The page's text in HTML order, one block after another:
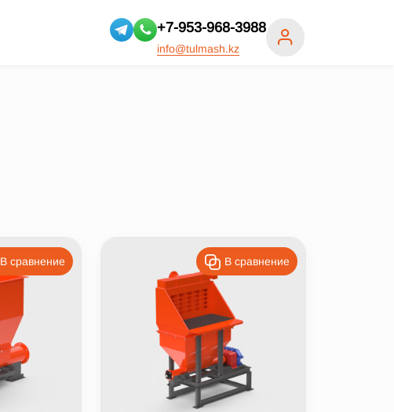
+7-953-968-3988
info@tulmash.kz
В сравнение В сравнение